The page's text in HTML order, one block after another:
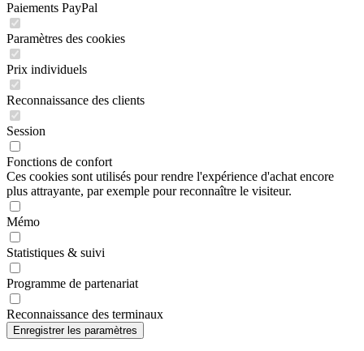
Paiements PayPal
Paramètres des cookies
Prix individuels
Reconnaissance des clients
Session
Fonctions de confort
Ces cookies sont utilisés pour rendre l'expérience d'achat encore
plus attrayante, par exemple pour reconnaître le visiteur.
Mémo
Statistiques & suivi
Programme de partenariat
Reconnaissance des terminaux